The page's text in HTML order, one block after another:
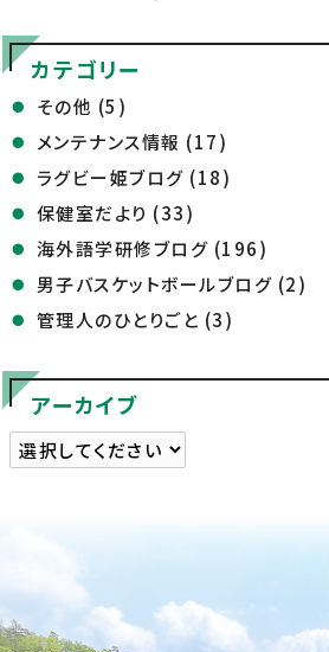
カテゴリー
その他 (5)
メンテナンス情報 (17)
ラグビー姫ブログ (18)
保健室だより (33)
海外語学研修ブログ (196)
男子バスケットボールブログ (2)
管理人のひとりごと (3)
アーカイブ